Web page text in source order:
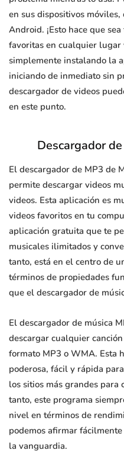
en sus dispositivos
Android. ¡Esto hace que
favoritas en cualquier
simplemente instalando la
iniciando de inmediato sin
descargador de videos
en este punto.
Descargador
El descargador de MP3 de
permite descargar videos
videos. Esta aplicación es
videos favoritos en tu
aplicación gratuita que te
musicales ilimitados y
tanto, está en el centro de
términos de propiedades
que el descargador de
El descargador de música
descargar cualquier
formato MP3 o WMA. Esta
poderosa, fácil y rápida
los sitios más grandes
tanto, este programa
nivel en términos de
podemos afirmar
la vanguardia.